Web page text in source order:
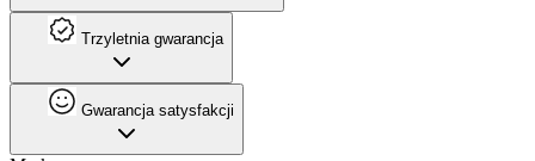
Trzyletnia gwarancja
Gwarancja satysfakcji